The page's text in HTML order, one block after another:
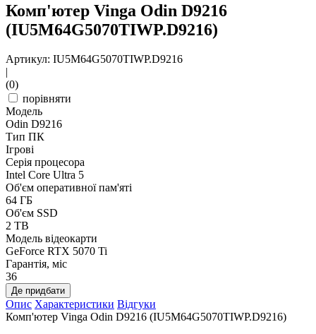
Комп'ютер Vinga Odin D9216
(IU5M64G5070TIWP.D9216)
Артикул: IU5M64G5070TIWP.D9216
|
(0)
порівняти
Модель
Odin D9216
Тип ПК
Ігрові
Серія процесора
Intel Core Ultra 5
Об'єм оперативної пам'яті
64 ГБ
Об'єм SSD
2 TB
Модель відеокарти
GeForce RTX 5070 Ti
Гарантія, міс
36
Де придбати
Опис Характеристики Відгуки
Комп'ютер Vinga Odin D9216 (IU5M64G5070TIWP.D9216)